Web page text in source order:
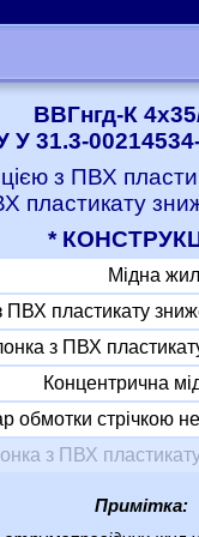
ВВГнгд-К
У 31.3-
з ПВХ
пластикату
*
Мідна
з ПВХ пластикату
з ПВХ
Концентрична
обмотки стрічкою
з ПВХ
Примітка: